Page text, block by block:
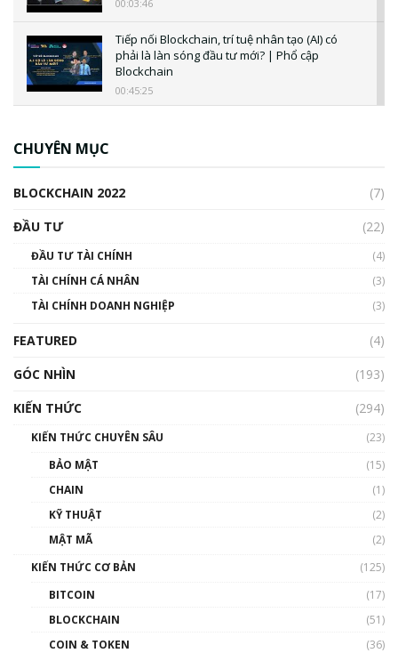
00:03:46
Tiếp nối Blockchain, trí tuệ nhân tạo (AI) có
phải là làn sóng đầu tư mới? | Phổ cập
Blockchain
00:45:25
00:02:14
Nhìn lại năm 2022: Những sự kiện ảnh hưởng
đến hệ sinh thái tiền mã hoá | Phổ cập
00:43:47
như thể nào?
00:39:31
CHUYÊN MỤC
BLOCKCHAIN 2022
(7)
ĐẦU TƯ
(22)
ĐẦU TƯ TÀI CHÍNH
(4)
TÀI CHÍNH CÁ NHÂN
(3)
TÀI CHÍNH DOANH NGHIỆP
(3)
FEATURED
(4)
GÓC NHÌN
(193)
KIẾN THỨC
(294)
KIẾN THỨC CHUYÊN SÂU
(23)
BẢO MẬT
(15)
CHAIN
(1)
KỸ THUẬT
(2)
MẬT MÃ
(2)
KIẾN THỨC CƠ BẢN
(125)
BITCOIN
(17)
BLOCKCHAIN
(51)
COIN & TOKEN
(36)